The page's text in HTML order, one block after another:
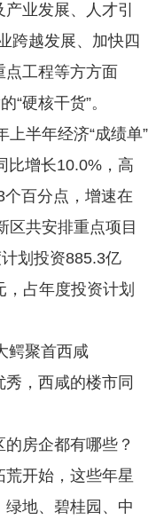
业发展、人才引
跨越发展、加快四
工程等方方面
“硬核干货”。
半年经济“成绩单”
比增长10.0%，高
百分点，增速在
区共安排重点项目
划投资885.3亿
占年度投资计划
聚首西咸
，西咸的楼市同
房企都有哪些？
开始，这些年星
地、碧桂园、中